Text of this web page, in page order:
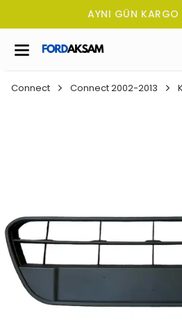
AYNI GÜN KARGO
Connect Connect 2002-2013